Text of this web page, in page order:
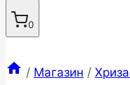
0
/ Магазин /